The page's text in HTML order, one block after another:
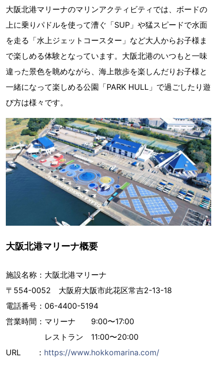
大阪北港マリーナのマリンアクティビティでは、ボードの
上に乗りパドルを使って漕ぐ「SUP」や猛スピードで水面
を走る「水上ジェットコースター」など大人からお子様ま
で楽しめる体験となっています。大阪北港のいつもと一味
違った景色を眺めながら、海上散歩を楽しんだりお子様と
一緒になって楽しめる公園「PARK HULL」で過ごしたり遊
び方は様々です。
大阪北港マリーナ概要
施設名称：大阪北港マリーナ
〒554-0052 大阪府大阪市此花区常吉2-13-18
電話番号：06-4400-5194
営業時間：マリーナ 9:00〜17:00
レストラン 11:00〜20:00
URL ： https://www.hokkomarina.com/